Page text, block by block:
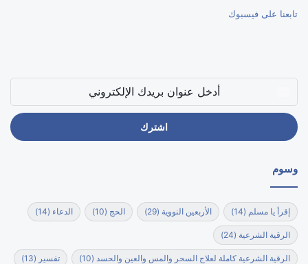
تابعنا على فيسبوك
بريدك
الإلكتروني
وسوم
إقرأ يا مسلم (14) الأربعين النووية (29) الحج (10) الدعاء (14)
الرقية الشرعية (24)
الرقية الشرعية كاملة لعلاج السحر والمس والعين والحسد (10) تفسير (13)